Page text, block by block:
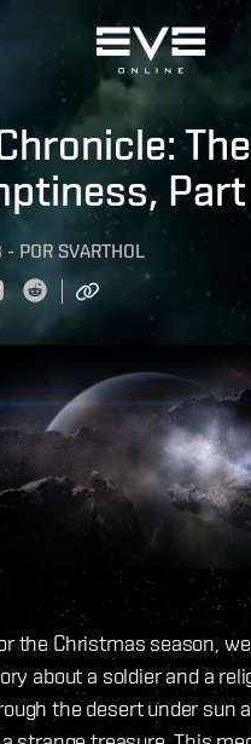
- POR SVARTHOL
the Christmas season,
about a soldier and a
the desert under sun